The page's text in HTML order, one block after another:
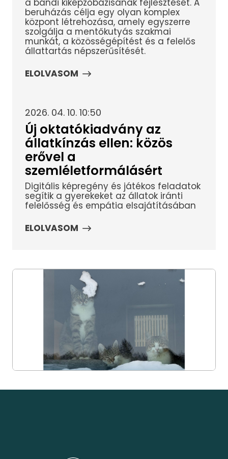
beruházás célja egy olyan komplex
központ létrehozása, amely egyszerre
szolgálja a mentőkutyás szakmai
munkát, a közösségépítést és a felelős
állattartás népszerűsítését.
ELOLVASOM
2026. 04. 10. 10:50
Új oktatókiadvány az
állatkínzás ellen: közös
erővel a
szemléletformálásért
Digitális képregény és játékos feladatok
segítik a gyerekeket az állatok iránti
felelősség és empátia elsajátításában
ELOLVASOM